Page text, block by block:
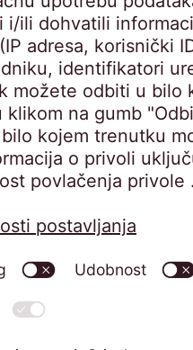
EUR, uplaćen
Barbara Cerinski,
Ivana Žitnik